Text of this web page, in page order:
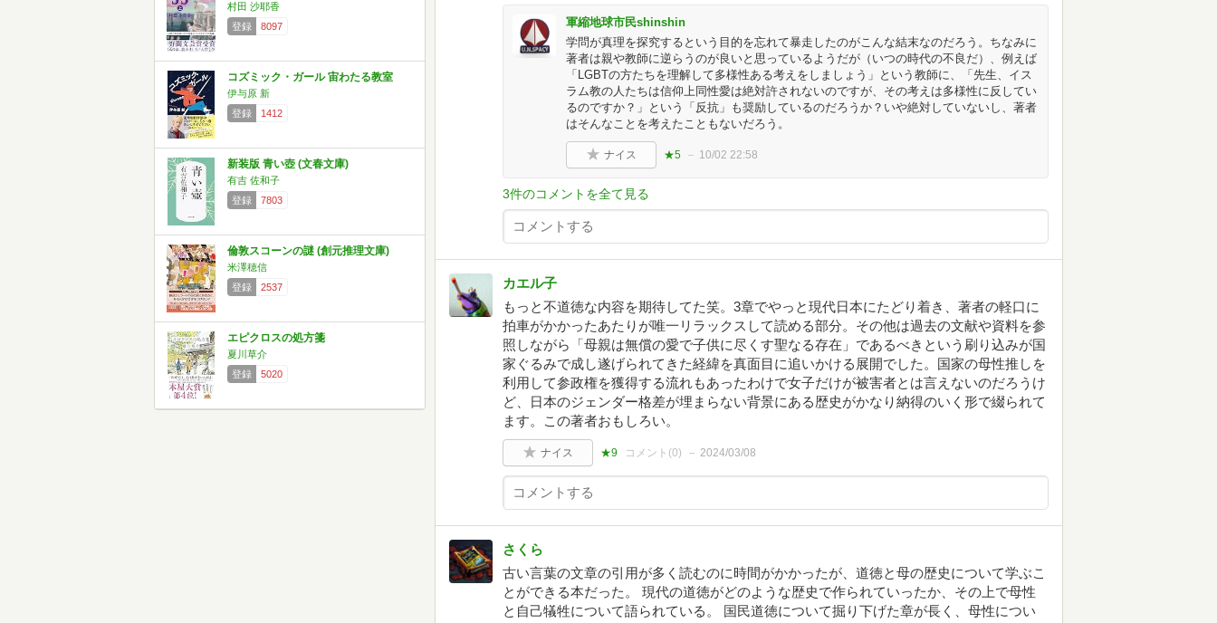
村田 沙耶香
登録
8097
コズミック・ガール 宙わたる教室
伊与原 新
登録
1412
新装版 青い壺 (文春文庫)
有吉 佐和子
登録
7803
倫敦スコーンの謎 (創元推理文庫)
米澤穂信
登録
2537
エピクロスの処方箋
夏川草介
登録
5020
軍縮地球市民shinshin
学問が真理を探究するという目的を忘れて暴走したのがこんな結末なのだろう。ちなみに
著者は親や教師に逆らうのが良いと思っているようだが（いつの時代の不良だ）、例えば
「LGBTの方たちを理解して多様性ある考えをしましょう」という教師に、「先生、イス
ラム教の人たちは信仰上同性愛は絶対許されないのですが、その考えは多様性に反してい
るのですか？」という「反抗」も奨励しているのだろうか？いや絶対していないし、著者
はそんなことを考えたこともないだろう。
ナイス ★5 10/02 22:58
3件のコメントを全て見る
カエル子
もっと不道徳な内容を期待してた笑。3章でやっと現代日本にたどり着き、著者の軽口に
拍車がかかったあたりが唯一リラックスして読める部分。その他は過去の文献や資料を参
照しながら「母親は無償の愛で子供に尽くす聖なる存在」であるべきという刷り込みが国
家ぐるみで成し遂げられてきた経緯を真面目に追いかける展開でした。国家の母性推しを
利用して参政権を獲得する流れもあったわけで女子だけが被害者とは言えないのだろうけ
ど、日本のジェンダー格差が埋まらない背景にある歴史がかなり納得のいく形で綴られて
ます。この著者おもしろい。
ナイス ★9 コメント(0) 2024/03/08
さくら
古い言葉の文章の引用が多く読むのに時間がかかったが、道徳と母の歴史について学ぶこ
とができる本だった。 現代の道徳がどのような歴史で作られていったか、その上で母性
と自己犠牲について語られている。 国民道徳について掘り下げた章が長く、母性につい